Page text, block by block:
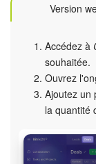
Version
Accédez à
souhaitée.
Ouvrez
Ajoutez un
la quantité